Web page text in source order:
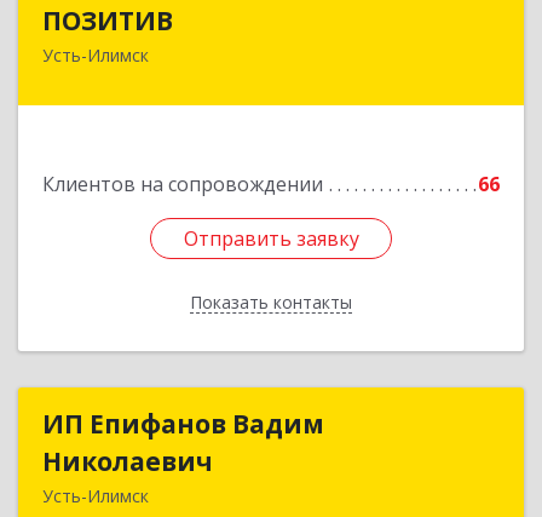
ПОЗИТИВ
Усть-Илимск
Клиентов на сопровождении 66
Отправить заявку
Показать контакты
666679, Иркутская обл, Усть-Илимск г, Дружбы
Отправить заявку
Назад
ИП Епифанов Вадим
Николаевич
Усть-Илимск
ИП Епифанов Вадим